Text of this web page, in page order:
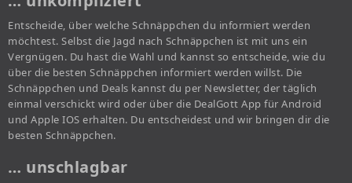
Entscheide, über welche Schnäppchen du informiert werden
möchtest. Selbst die Jagd nach Schnäppchen ist mit uns ein
Vergnügen. Du hast die Wahl und kannst so entscheide, wie du
über die besten Schnäppchen informiert werden willst. Die
Schnäppchen und Deals kannst du per Newsletter, der täglich
einmal verschickt wird oder über die DealGott App für Android
und Apple IOS erhalten. Du entscheidest und wir bringen dir die
besten Schnäppchen.
… unschlagbar